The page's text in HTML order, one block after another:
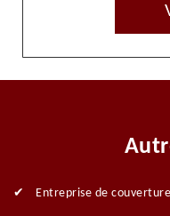
Entreprise de